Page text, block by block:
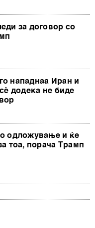
за договор со
нападнаа Иран и
додека не биде
одложување и ќе
тоа, порача Трамп